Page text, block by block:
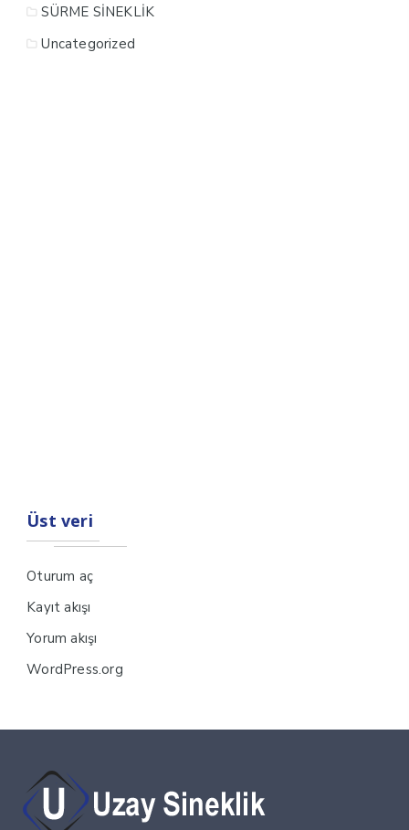
SÜRME SİNEKLİK
Uncategorized
Üst veri
Oturum aç
Kayıt akışı
Yorum akışı
WordPress.org